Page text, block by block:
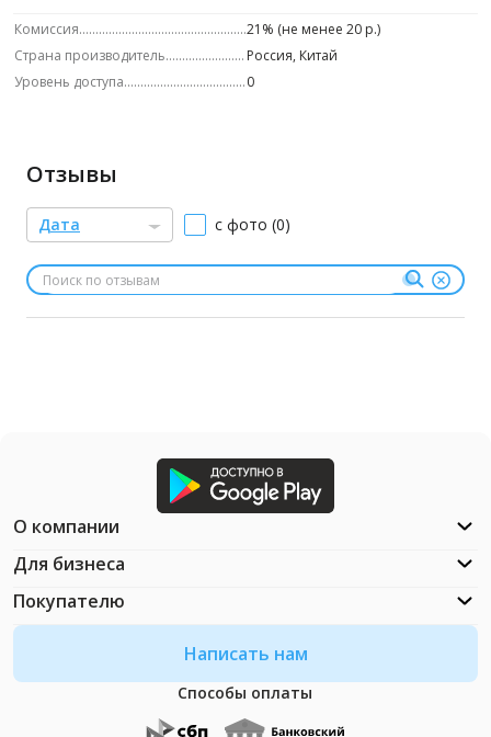
Комиссия
21% (не менее 20 р.)
Страна производитель
Россия, Китай
Уровень доступа
0
Отзывы
Дата с фото (0)
Написать нам
Способы оплаты
О компании
Для бизнеса
Покупателю